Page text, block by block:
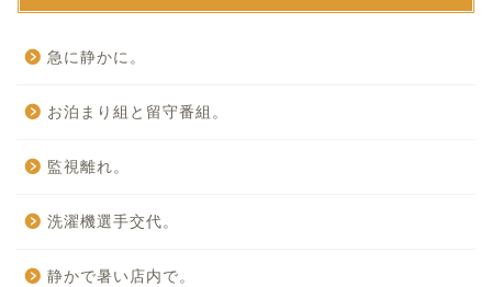
急に静かに。
お泊まり組と留守番組。
監視離れ。
洗濯機選手交代。
静かで暑い店内で。